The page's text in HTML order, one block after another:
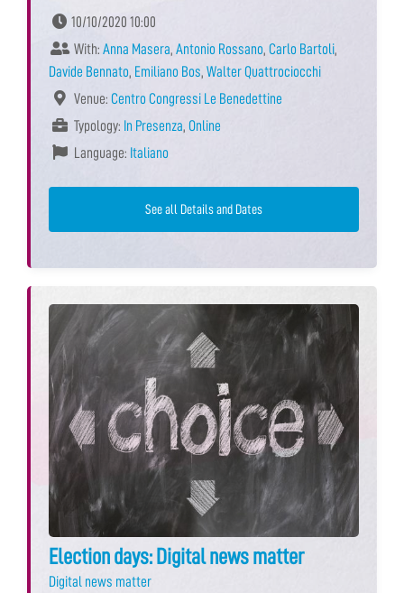
10/10/2020 10:00
With: Anna Masera, Antonio Rossano, Carlo Bartoli,
Davide Bennato, Emiliano Bos, Walter Quattrociocchi
Venue: Centro Congressi Le Benedettine
Typology: In Presenza, Online
Language: Italiano
See all Details and Dates
Election days: Digital news matter
Digital news matter